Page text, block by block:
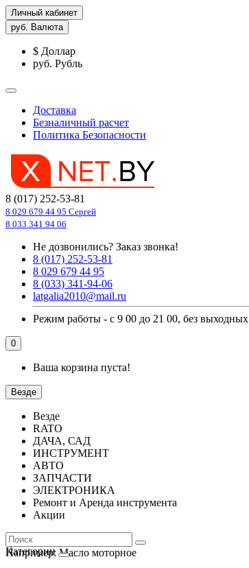
Личный кабинет
руб. Валюта
$ Доллар
руб. Рубль
Доставка
Безналичный расчет
Политика Безопасности
8 (017) 252-53-81
8 029 679 44 95 Сергей
8 033 341 94 06
Не дозвонились? Заказ звонка!
8 (017) 252-53-81
8 029 679 44 95
8 (033) 341-94-06
latgalia2010@mail.ru
Режим работы - с 9 00 до 21 00, без выходных
0
Ваша корзина пуста!
Везде
Везде
RATO
ДАЧА, САД
ИНСТРУМЕНТ
АВТО
ЗАПЧАСТИ
ЭЛЕКТРОНИКА
Ремонт и Аренда инструмента
Акции
Например:Масло моторное
Категории